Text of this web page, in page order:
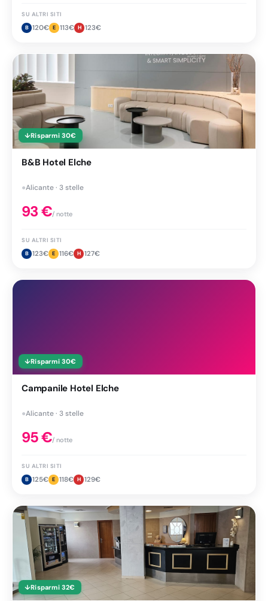
SU ALTRI SITI
B 120€ E 113€ H 123€
↓Risparmi 30€
B&B Hotel Elche
●Alicante · 3 stelle
93€/ notte
SU ALTRI SITI
B 123€ E 116€ H 127€
↓Risparmi 30€
Campanile Hotel Elche
●Alicante · 3 stelle
95€/ notte
SU ALTRI SITI
B 125€ E 118€ H 129€
↓Risparmi 32€